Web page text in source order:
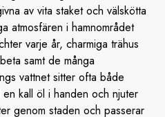
av vita staket och välskötta
atmosfären i hamnområdet
varje år, charmiga trähus
samt de många
vattnet sitter ofta både
kall öl i handen och njuter
genom staden och passerar